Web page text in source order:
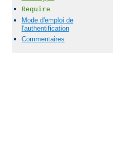
Require
Mode d'emploi de
l'authentification
Commentaires